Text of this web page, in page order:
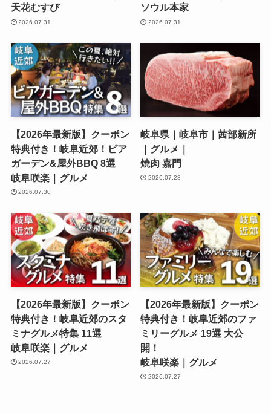
天花むすび
2026.07.31
ソウル本家
2026.07.31
【2026年最新版】クーポン
特典付き！岐阜近郊！ビア
ガーデン&屋外BBQ 8選
岐阜咲楽｜グルメ
2026.07.30
岐阜県｜岐阜市｜茜部新所
｜グルメ｜
焼肉 嘉門
2026.07.28
【2026年最新版】クーポン
特典付き！岐阜近郊のスタ
ミナグルメ特集 11選
岐阜咲楽｜グルメ
2026.07.27
【2026年最新版】クーポン
特典付き！岐阜近郊のファ
ミリーグルメ 19選 大公
開！
岐阜咲楽｜グルメ
2026.07.27